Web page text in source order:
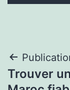
de
Trouver